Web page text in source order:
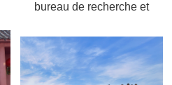
bureau de recherche et
du département électrique
de l'île de Huidong
Yanzhou,2021.11